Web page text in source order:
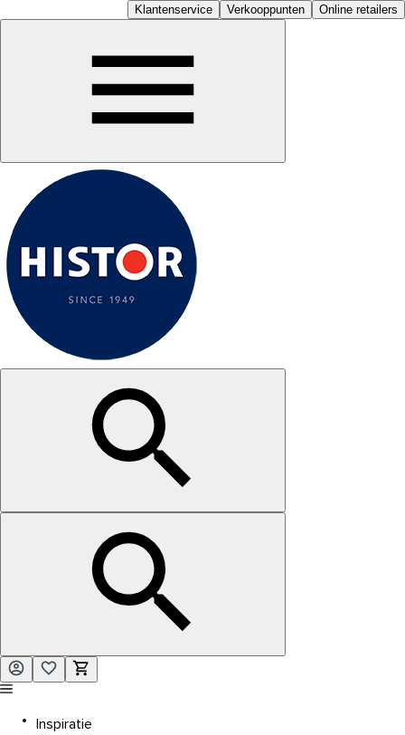
Klantenservice Verkooppunten Online retailers
Inspiratie